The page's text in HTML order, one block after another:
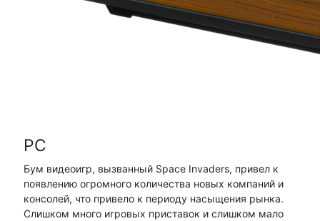
PC
Бум видеоигр, вызванный Space Invaders, привел к
появлению огромного количества новых компаний и
консолей, что привело к периоду насыщения рынка.
Слишком много игровых приставок и слишком мало